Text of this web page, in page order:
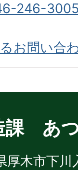
246-
お問い合
課 あ
厚木市下